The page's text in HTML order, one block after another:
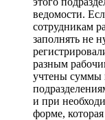
ведомости.
сотрудникам
заполнять не
разным
учтены суммы
и при
форме,